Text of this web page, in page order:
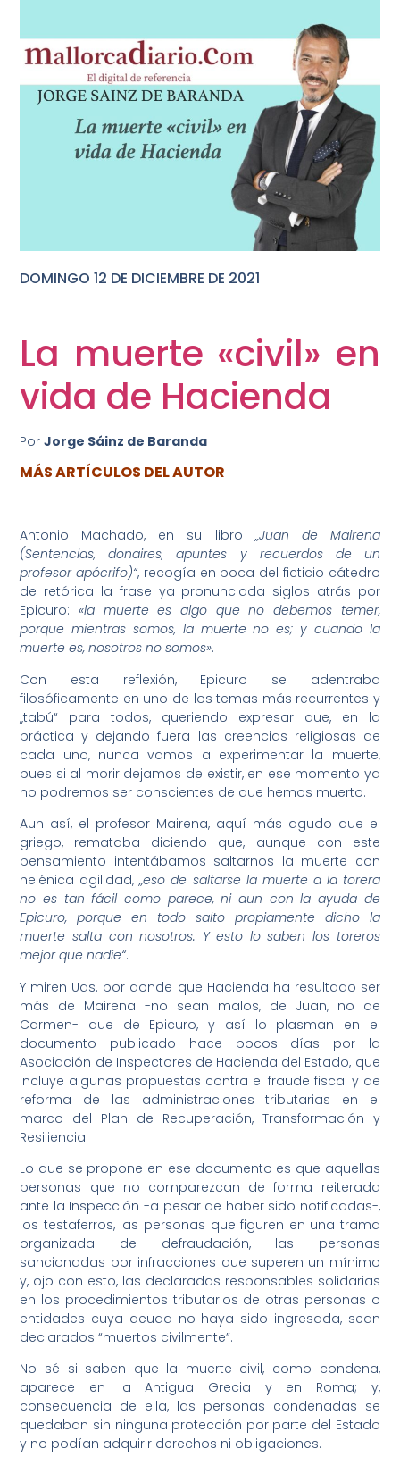
DOMINGO 12 DE DICIEMBRE DE 2021
La muerte «civil» en
vida de Hacienda
PorJorge Sáinz de Baranda
MÁS ARTÍCULOS DEL AUTOR
Antonio Machado, en su libro„Juan de Mairena
(Sentencias, donaires, apuntes y recuerdos de un
profesor apócrifo)“, recogía en boca del ficticio cátedro
de retórica la frase ya pronunciada siglos atrás por
Epicuro:«la muerte es algo que no debemos temer,
porque mientras somos, la muerte no es; y cuando la
muerte es, nosotros no somos».
Con esta reflexión, Epicuro se adentraba
filosóficamente en uno de los temas más recurrentes y
„tabú“ para todos, queriendo expresar que, en la
práctica y dejando fuera las creencias religiosas de
cada uno, nunca vamos a experimentar la muerte,
pues si al morir dejamos de existir, en ese momento ya
no podremos ser conscientes de que hemos muerto.
Aun así, el profesor Mairena, aquí más agudo que el
griego, remataba diciendo que, aunque con este
pensamiento intentábamos saltarnos la muerte con
helénica agilidad,„eso de saltarse la muerte a la torera
no es tan fácil como parece, ni aun con la ayuda de
Epicuro, porque en todo salto propiamente dicho la
muerte salta con nosotros. Y esto lo saben los toreros
mejor que nadie“.
Y miren Uds. por donde que Hacienda ha resultado ser
más de Mairena -no sean malos, de Juan, no de
Carmen- que de Epicuro, y así lo plasman en el
documento publicado hace pocos días por la
Asociación de Inspectores de Hacienda del Estado, que
incluye algunas propuestas contra el fraude fiscal y de
reforma de las administraciones tributarias en el
marco del Plan de Recuperación, Transformación y
Resiliencia.
Lo que se propone en ese documento es que aquellas
personas que no comparezcan de forma reiterada
ante la Inspección -a pesar de haber sido notificadas-,
los testaferros, las personas que figuren en una trama
organizada de defraudación, las personas
sancionadas por infracciones que superen un mínimo
y, ojo con esto, las declaradas responsables solidarias
en los procedimientos tributarios de otras personas o
entidades cuya deuda no haya sido ingresada, sean
declarados “muertos civilmente”.
No sé si saben que la muerte civil, como condena,
aparece en la Antigua Grecia y en Roma; y,
consecuencia de ella, las personas condenadas se
quedaban sin ninguna protección por parte del Estado
y no podían adquirir derechos ni obligaciones.